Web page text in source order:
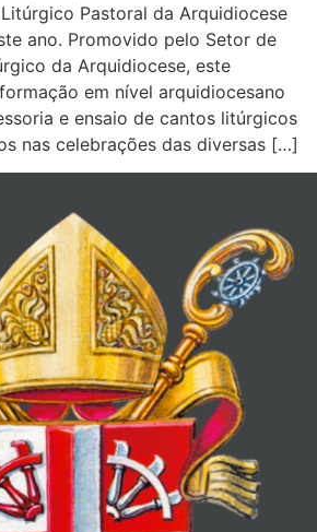
Pastoral da Arquidiocese
ano. Promovido pelo Setor de
da Arquidiocese, este
em nível arquidiocesano
e ensaio de cantos litúrgicos
nas celebrações das diversas […]